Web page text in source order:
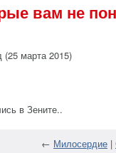
вам не
(25 марта 2015)
в Зените..
← Милосердие |